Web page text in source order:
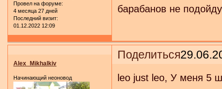
Провел на форуме:
4 месяца 27 дней
Последний визит:
01.12.2022 12:09
барабанов не
Поделиться
Alex_Mikhalkiv
Начинающий неоновод
leo just leo, У меня 5